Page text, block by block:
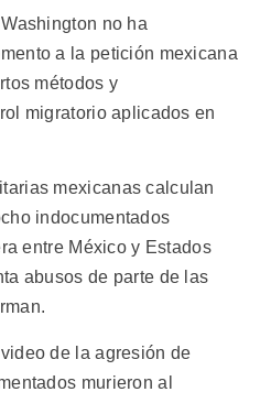
no ha
a la petición mexicana
métodos y
migratorio aplicados en
mexicanas calculan
indocumentados
entre México y Estados
abusos de parte de las
de la agresión de
murieron al